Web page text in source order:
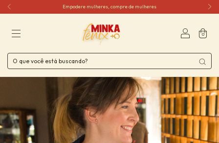
Empodere mulheres, compre de mulheres
0